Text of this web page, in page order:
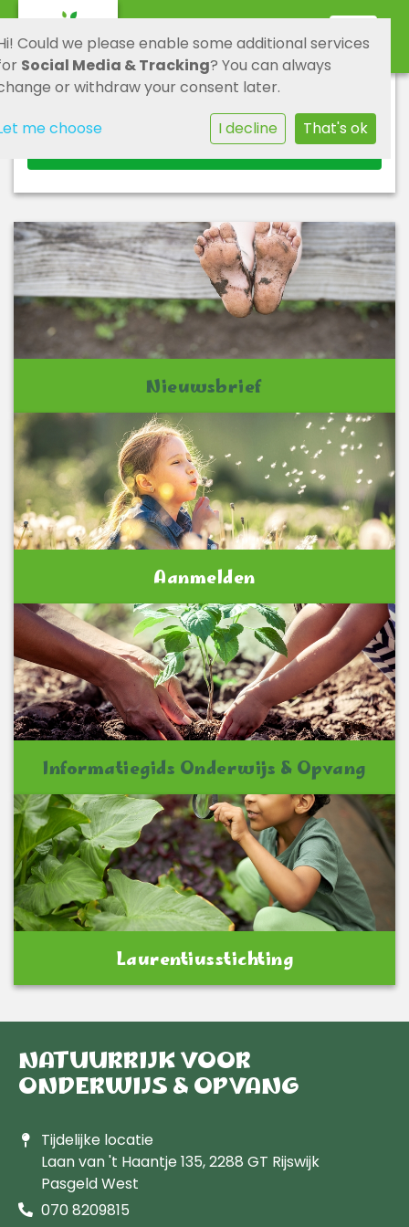
Locatiewerkplan 2026
Nieuwsbrief
Aanmelden
Informatiegids Onderwijs & Opvang
Laurentiusstichting
NATUURRIJK VOOR
ONDERWIJS & OPVANG
Tijdelijke locatie
Laan van 't Haantje 135, 2288 GT Rijswijk
Pasgeld West
070 8209815
Could we please enable some additional services
Social Media & Tracking? You can always
or withdraw your consent later.
me choose
I decline That's ok